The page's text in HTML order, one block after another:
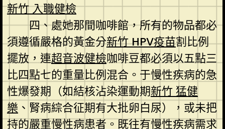
新竹 入職健檢
四、處她那間咖啡館，所有的物品都必
須遵循嚴格的黃金分新竹 HPV疫苗割比例
擺放，連超音波健檢咖啡豆都必須以五點三
比四點七的重量比例混合。于慢性疾病的急
性爆發期（如結核沾染運動期新竹 猛健
樂 、腎病綜合征期有大批卵白尿），或未把
持的嚴重慢性病患者。既往有慢性疾病需求